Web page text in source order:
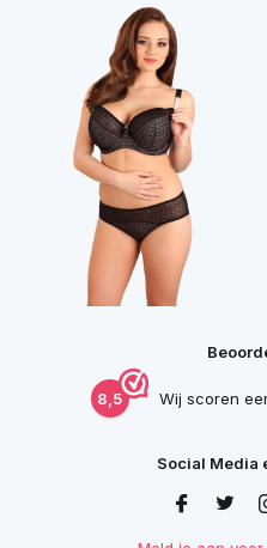
8,5 Wij scoren
Social Media